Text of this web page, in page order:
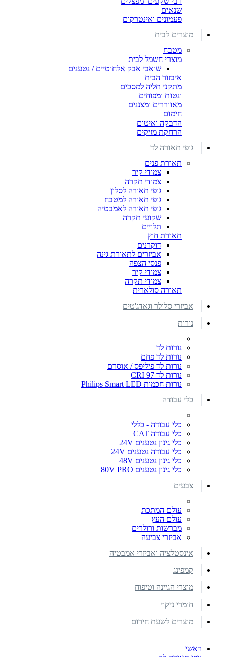
שנאים
פעמונים ואינטרקום
מוצרים לבית
מטבח
מוצרי חשמל לבית
שואבי אבק אלחוטיים / נטענים
איבזור הבית
מתקני תליה למסכים
ונטות ומפוחים
מאווררים ומצננים
חימום
הדבקה ואיטום
הרחקת מזיקים
גופי תאורה לד
תאורת פנים
צמודי קיר
צמודי תקרה
גופי תאורה לסלון
גופי תאורה למטבח
גופי תאורה לאמבטיה
שקועי תקרה
תלויים
תאורת חוץ
דוקרנים
אביזרים לתאורת גינה
פנסי הצפה
צמודי קיר
צמודי תקרה
תאורה סולארית
אביזרי סלולר וגאדג'טים
נורות
נורות לד
נורות לד פחם
נורות לד פיליפס / אוסרם
נורות לד CRI 97
נורות חכמות Philips Smart LED
כלי עבודה
כלי עבודה - כללי
כלי עבודה CAT
כלי גינון נטענים 24V
כלי עבודה נטענים 24V
כלי גינון נטענים 48V
כלי גינון נטענים 80V PRO
צבעים
עולם המתכת
עולם העץ
מברשות ורולרים
אביזרי צביעה
אינסטלציה ואביזרי אמבטיה
קמפינג
מוצרי הגיינה וטיפוח
חומרי ניקוי
מוצרים לשעת חירום
ראשי